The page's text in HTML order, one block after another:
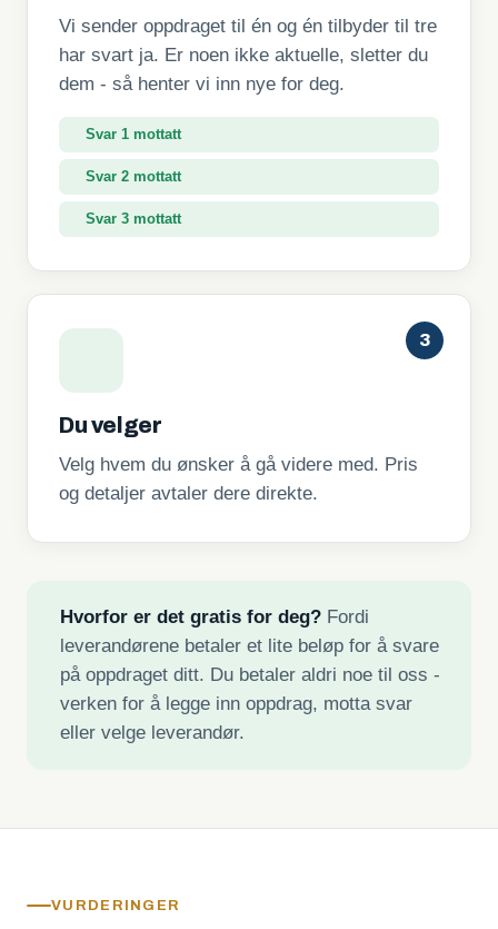
Vi sender oppdraget til én og én tilbyder til tre
har svart ja. Er noen ikke aktuelle, sletter du
dem - så henter vi inn nye for deg.
Svar 1 mottatt
Svar 2 mottatt
Svar 3 mottatt
3
Du velger
Velg hvem du ønsker å gå videre med. Pris
og detaljer avtaler dere direkte.
Hvorfor er det gratis for deg?Fordi
leverandørene betaler et lite beløp for å svare
på oppdraget ditt. Du betaler aldri noe til oss -
verken for å legge inn oppdrag, motta svar
eller velge leverandør.
VURDERINGER